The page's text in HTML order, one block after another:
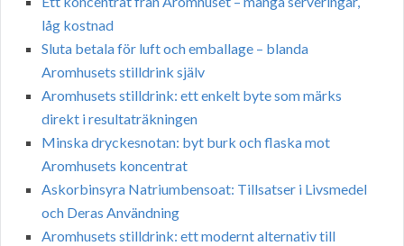
låg kostnad
Sluta betala för luft och emballage – blanda
Aromhusets stilldrink själv
Aromhusets stilldrink: ett enkelt byte som märks
direkt i resultaträkningen
Minska dryckesnotan: byt burk och flaska mot
Aromhusets koncentrat
Askorbinsyra Natriumbensoat: Tillsatser i Livsmedel
och Deras Användning
Aromhusets stilldrink: ett modernt alternativ till